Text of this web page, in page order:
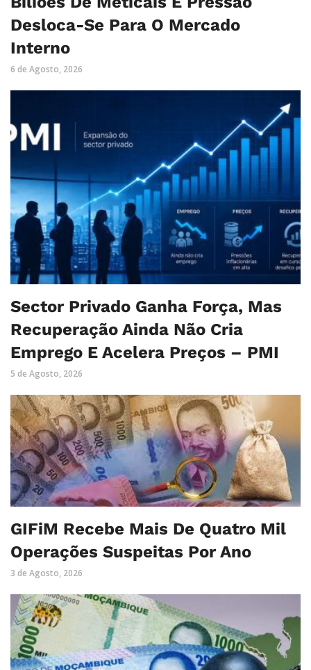
Desloca-Se Para O Mercado
Interno
6 de Agosto, 2026
Sector Privado Ganha Força, Mas
Recuperação Ainda Não Cria
Emprego E Acelera Preços – PMI
5 de Agosto, 2026
GIFiM Recebe Mais De Quatro Mil
Operações Suspeitas Por Ano
3 de Agosto, 2026